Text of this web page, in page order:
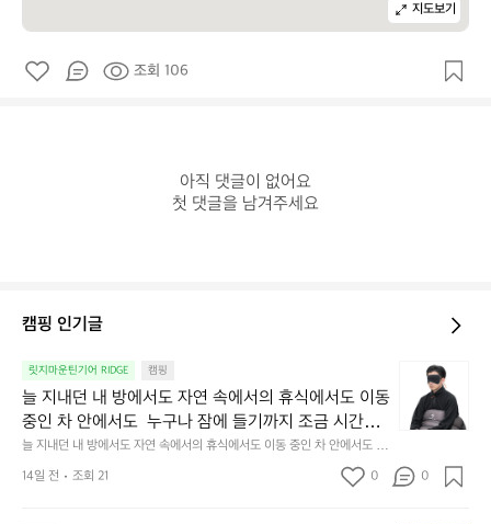
지도보기
조회 106
아직 댓글이 없어요
첫 댓글을 남겨주세요
캠핑 인기글
릿지마운틴기어 RIDGE 캠핑
늘 지내던 내 방에서도 자연 속에서의 휴식에서도 이동
중인 차 안에서도  누구나 잠에 들기까지 조금 시간이
걸리는 순간이 있습니다.  그럴 때는 차분하게 눈을 가
려보세요. 마치 암막 커튼을 조용히 내리듯이.  Polarte
c® Wind Pro™의 온기가 눈가를 포근히 감싸줍니다.
늘 지내던 내 방에서도 자연 속에서의 휴식에서도 이동 중인 차 안에서도  누
구나 잠에 들기까지 조금 시간이 걸리는 순간이 있습니다.  그럴 때는 차분하
게 눈을 가려보세요. 마치 암막 커튼을 조용히 내리듯이.  Polartec® Wind
내
던
방
14일 전 조회 21 0 0